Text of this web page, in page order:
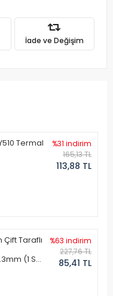
İade ve Değişim
Termal
%31 indirim
165,13 TL
113,88 TL
Taraflı
(1 Set
%63 indirim
227,76 TL
85,41 TL